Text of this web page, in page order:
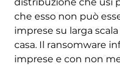
distribuzione che usi
che esso non può
imprese su larga
casa. Il ransomware
imprese e con non